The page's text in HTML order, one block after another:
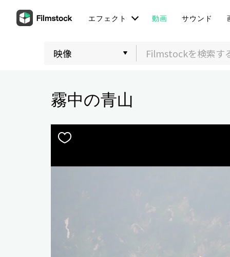
エフェクト 動画 サウンド
霧中の青山